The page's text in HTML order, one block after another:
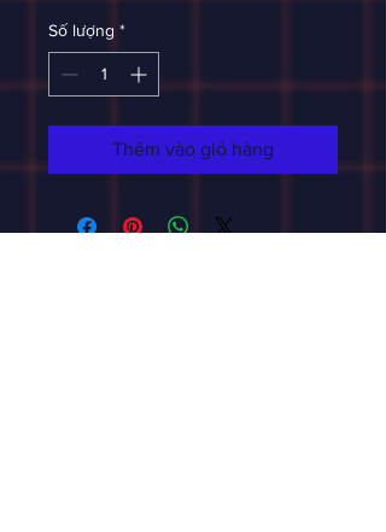
Số lượng *
Thêm vào giỏ hàng